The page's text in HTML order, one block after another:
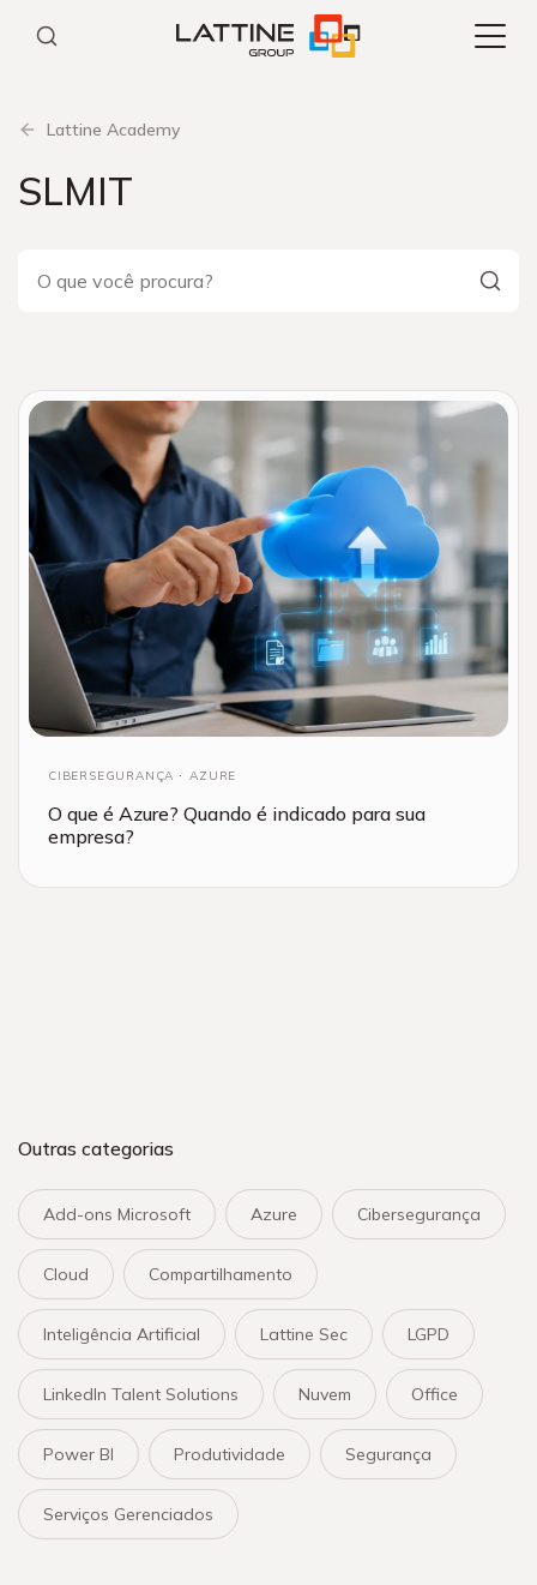
Lattine Academy
SLMIT
CIBERSEGURANÇA AZURE
O que é Azure? Quando é indicado para sua
empresa?
Outras categorias
Add-ons Microsoft Azure Cibersegurança
Cloud Compartilhamento
Inteligência Artificial Lattine Sec LGPD
LinkedIn Talent Solutions Nuvem Office
Power BI Produtividade Segurança
Serviços Gerenciados